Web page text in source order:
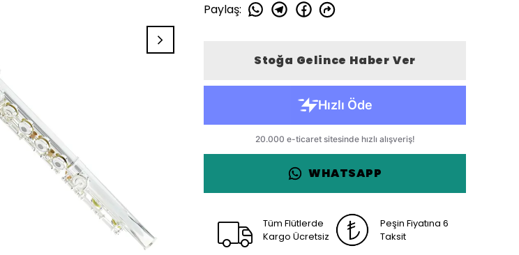
Paylaş:
Stoğa Gelince Haber Ver
WHATSAPP
Tüm Flütlerde
Kargo Ücretsiz
Peşin Fiyatına 6
Taksit